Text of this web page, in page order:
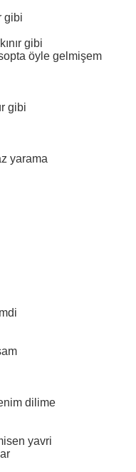
gibi
gibi
öyle gelmişem
gibi
yarama
dilime
yavri